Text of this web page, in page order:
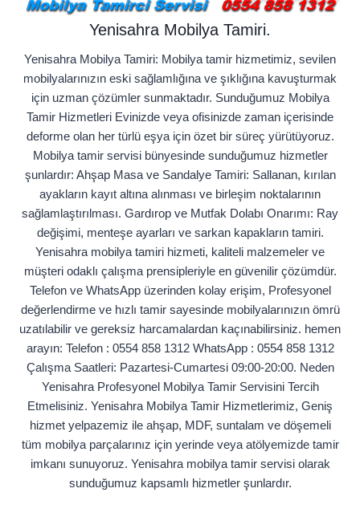
Yenisahra Mobilya Tamiri.
Yenisahra Mobilya Tamiri: Mobilya tamir hizmetimiz, sevilen
mobilyalarınızın eski sağlamlığına ve şıklığına kavuşturmak
için uzman çözümler sunmaktadır. Sunduğumuz Mobilya
Tamir Hizmetleri Evinizde veya ofisinizde zaman içerisinde
deforme olan her türlü eşya için özet bir süreç yürütüyoruz.
Mobilya tamir servisi bünyesinde sunduğumuz hizmetler
şunlardır: Ahşap Masa ve Sandalye Tamiri: Sallanan, kırılan
ayakların kayıt altına alınması ve birleşim noktalarının
sağlamlaştırılması. Gardırop ve Mutfak Dolabı Onarımı: Ray
değişimi, menteşe ayarları ve sarkan kapakların tamiri.
Yenisahra mobilya tamiri hizmeti, kaliteli malzemeler ve
müşteri odaklı çalışma prensipleriyle en güvenilir çözümdür.
Telefon ve WhatsApp üzerinden kolay erişim, Profesyonel
değerlendirme ve hızlı tamir sayesinde mobilyalarınızın ömrü
uzatılabilir ve gereksiz harcamalardan kaçınabilirsiniz. hemen
arayın: Telefon : 0554 858 1312 WhatsApp : 0554 858 1312
Çalışma Saatleri: Pazartesi‑Cumartesi 09:00‑20:00. Neden
Yenisahra Profesyonel Mobilya Tamir Servisini Tercih
Etmelisiniz. Yenisahra Mobilya Tamir Hizmetlerimiz, Geniş
hizmet yelpazemiz ile ahşap, MDF, suntalam ve döşemeli
tüm mobilya parçalarınız için yerinde veya atölyemizde tamir
imkanı sunuyoruz. Yenisahra mobilya tamir servisi olarak
sunduğumuz kapsamlı hizmetler şunlardır.